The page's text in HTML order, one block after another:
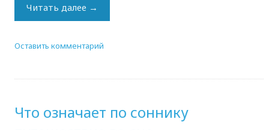
Читать далее →
Оставить комментарий
Что означает по соннику